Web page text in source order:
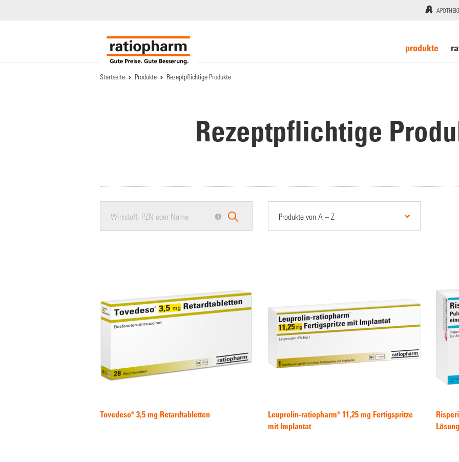
produkte
Startseite Produkte Rezeptpflichtige Produkte
Rezeptpflichtige
Produkte von A – Z
Tovedeso® 3,5 mg Retardtabletten
Leuprolin-ratiopharm® 11,25 mg Fertigspritze
mit Implantat